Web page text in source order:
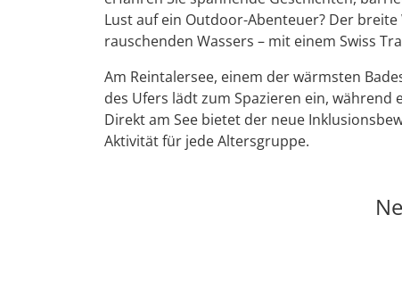
Lust auf ein Outdoor-Abenteuer? Der
rauschenden Wassers – mit einem Swiss
Am Reintalersee, einem der wärmsten
des Ufers lädt zum Spazieren ein, während
Direkt am See bietet der neue
Aktivität für jede Altersgruppe.